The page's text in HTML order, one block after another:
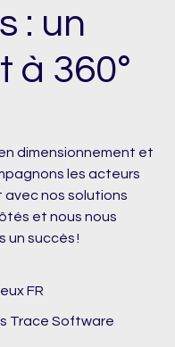
: un
à 360°
dimensionnement et
les acteurs
avec nos solutions
et nous nous
un succès !
Trace Software